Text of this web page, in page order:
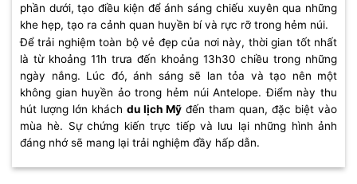
phần dưới, tạo điều kiện để ánh sáng chiếu xuyên qua những
khe hẹp, tạo ra cảnh quan huyền bí và rực rỡ trong hẻm núi.
Để trải nghiệm toàn bộ vẻ đẹp của nơi này, thời gian tốt nhất
là từ khoảng 11h trưa đến khoảng 13h30 chiều trong những
ngày nắng. Lúc đó, ánh sáng sẽ lan tỏa và tạo nên một
không gian huyền ảo trong hẻm núi Antelope. Điểm này thu
hút lượng lớn khách du lịch Mỹ đến tham quan, đặc biệt vào
mùa hè. Sự chứng kiến trực tiếp và lưu lại những hình ảnh
đáng nhớ sẽ mang lại trải nghiệm đầy hấp dẫn.